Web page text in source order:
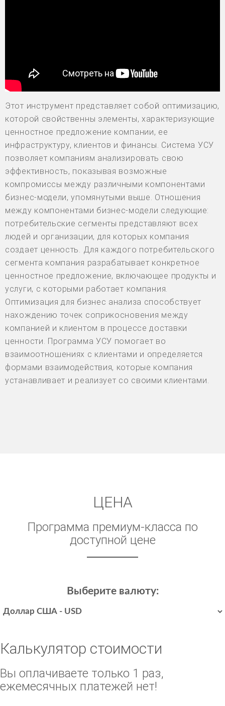
Этот инструмент представляет собой оптимизацию,
которой свойственны элементы, характеризующие
ценностное предложение компании, ее
инфраструктуру, клиентов и финансы. Система УСУ
позволяет компаниям анализировать свою
эффективность, показывая возможные
компромиссы между различными компонентами
бизнес-модели, упомянутыми выше. Отношения
между компонентами бизнес-модели следующие:
потребительские сегменты представляют всех
людей и организации, для которых компания
создает ценность. Для каждого потребительского
сегмента компания разрабатывает конкретное
ценностное предложение, включающее продукты и
услуги, с которыми работает компания.
Оптимизация для бизнес анализа способствует
нахождению точек соприкосновения между
компанией и клиентом в процессе доставки
ценности. Программа УСУ помогает во
взаимоотношениях с клиентами и определяется
формами взаимодействия, которые компания
устанавливает и реализует со своими клиентами.
ЦЕНА
Программа премиум-класса по
доступной цене
Выберите валюту:
Калькулятор стоимости
Вы оплачиваете только 1 раз,
ежемесячных платежей нет!